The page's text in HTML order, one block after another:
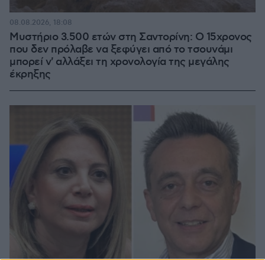
Μυστήριο 3.500 ετών στη Σαντορίνη: Ο 15χρονος
που δεν πρόλαβε να ξεφύγει από το τσουνάμι
μπορεί ν' αλλάξει τη χρονολογία της μεγάλης
έκρηξης
08.08.2026, 18:08